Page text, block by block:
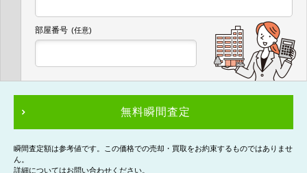
部屋番号 (任意)
無料瞬間査定
瞬間査定額は参考値です。この価格での売却・買取をお約束するものではありませ
ん。
詳細についてはお問い合わせください。